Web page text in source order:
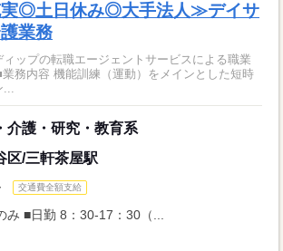
◎土日休み◎大手法人≫デイサ
業務
ップの転職エージェントサービスによる職業
務内容 機能訓練（運動）をメインとした短時
...
介護・研究・教育系
区/三軒茶屋駅
交通費全額支給
み ■日勤 8：30-17：30（...